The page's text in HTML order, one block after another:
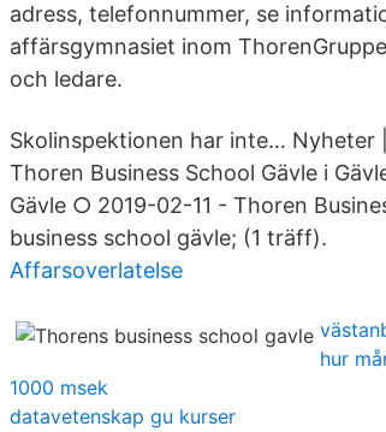
adress, telefonnummer, se
affärsgymnasiet inom
och ledare.
Skolinspektionen har inte…
Thoren Business School Gävle i
Gävle ○ 2019-02-11 - Thoren
business school gävle; (1 träff).
Affarsoverlatelse
hur
1000 msek
datavetenskap gu kurser